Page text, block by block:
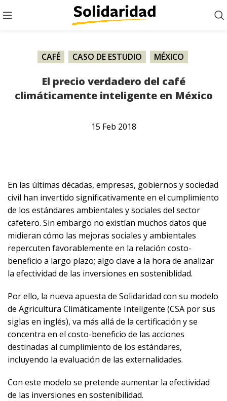
CAFÉ CASO DE ESTUDIO MÉXICO
El precio verdadero del café
climáticamente inteligente en México
15 Feb 2018
En las últimas décadas, empresas, gobiernos y sociedad
civil han invertido significativamente en el cumplimiento
de los estándares ambientales y sociales del sector
cafetero. Sin embargo no existían muchos datos que
midieran cómo las mejoras sociales y ambientales
repercuten favorablemente en la relación costo-
beneficio a largo plazo; algo clave a la hora de analizar
la efectividad de las inversiones en sosteniblidad.
Por ello, la nueva apuesta de Solidaridad con su modelo
de Agricultura Climáticamente Inteligente (CSA por sus
siglas en inglés), va más allá de la certificación y se
concentra en el costo-beneficio de las acciones
destinadas al cumplimiento de los estándares,
incluyendo la evaluación de las externalidades.
Con este modelo se pretende aumentar la efectividad
de las inversiones en sostenibilidad.